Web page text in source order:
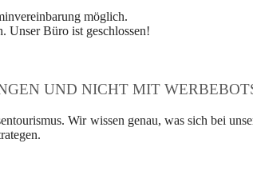
möglich.
Unser Büro ist geschlossen!
UND NICHT MIT
Wir wissen genau, was sich bei